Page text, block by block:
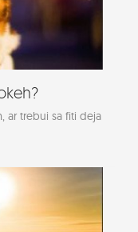
ar trebui sa fiti deja